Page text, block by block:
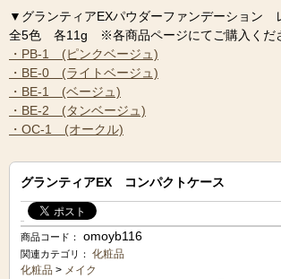
▼グランティアEXパウダーファンデーション
全5色 各11g ※各商品ページにてご購入くだ
・PB-1 (ピンクベージュ)
・BE-0 (ライトベージュ)
・BE-1 (ベージュ)
・BE-2 (タンベージュ)
・OC-1 (オークル)
グランティアEX コンパクトケース
商品コード： omoyb116
関連カテゴリ：
化粧品
化粧品 > メイク